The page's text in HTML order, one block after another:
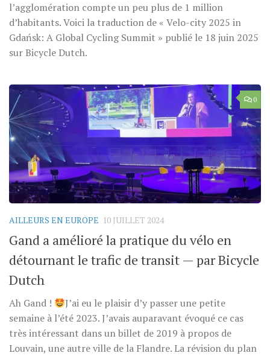
l’agglomération compte un peu plus de 1 million
d’habitants. Voici la traduction de « Velo-city 2025 in
Gdańsk: A Global Cycling Summit » publié le 18 juin 2025
sur Bicycle Dutch.
0
AILLEURS EN EUROPE 10 JUILLET 2024
Gand a amélioré la pratique du vélo en
détournant le trafic de transit — par Bicycle
Dutch
Ah Gand !
J’ai eu le plaisir d’y passer une petite
semaine à l’été 2023. J’avais auparavant évoqué ce cas
très intéressant dans un billet de 2019 à propos de
Louvain, une autre ville de la Flandre. La révision du plan